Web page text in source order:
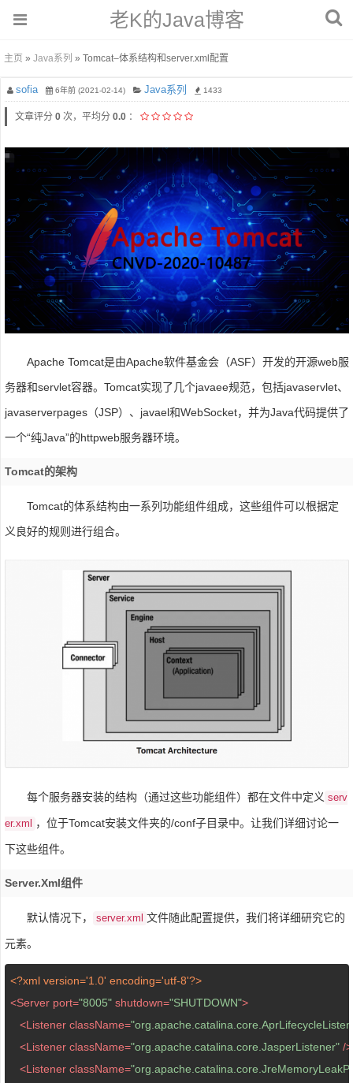
老K的Java博客
主页 » Java系列 » Tomcat–体系结构和server.xml配置
sofia 6年前 (2021-02-14) Java系列 1433
文章评分 0 次，平均分 0.0 ：
Apache Tomcat是由Apache软件基金会（ASF）开发的开源web服
务器和servlet容器。Tomcat实现了几个javaee规范，包括javaservlet、
javaserverpages（JSP）、javael和WebSocket，并为Java代码提供了
一个“纯Java”的httpweb服务器环境。
Tomcat的架构
Tomcat的体系结构由一系列功能组件组成，这些组件可以根据定
义良好的规则进行组合。
每个服务器安装的结构（通过这些功能组件）都在文件中定义 serv
er.xml ，位于Tomcat安装文件夹的/conf子目录中。让我们详细讨论一
下这些组件。
Server.xml组件
默认情况下， server.xml 文件随此配置提供，我们将详细研究它的
元素。
<?xml version='1.0' encoding='utf-8'?>
<Server port="8005" shutdown="SHUTDOWN">
<Listener className=
<Listener className="org.apache.catalina.core.JasperListener" />
<Listener className=